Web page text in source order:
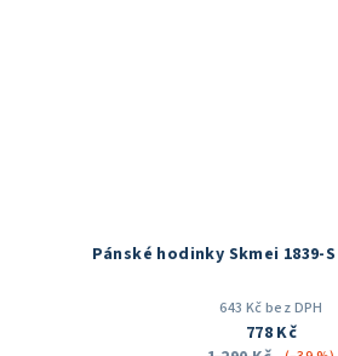
Pánské hodinky Skmei 1839-S
643 Kč bez DPH
778 Kč